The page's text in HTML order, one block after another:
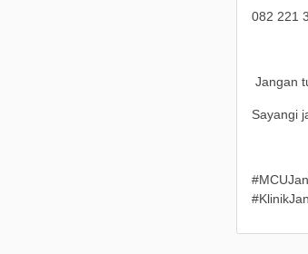
082 221
Jangan
Sayangi